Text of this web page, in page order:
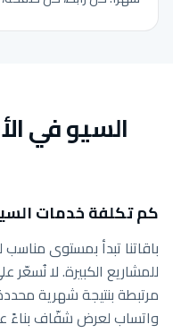
السيو في
كم تكلفة خدمات
باقاتنا تبدأ بمستوى
للمشاريع الكبيرة. لا
مرتبطة بنتيجة شهرية
واتساب لعرض شفّاف